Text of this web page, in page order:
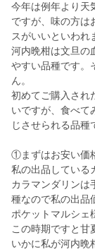
今年は例年より天
ですが、味の方は
スがいいといわれ
河内晩柑は文旦の
やすい品種です。
ん。
初めてご購入され
いですが、食べて
じさせられる品種
①まずはお安い価
私の出品している
カラマンダリンは
種なので私の出品
ポケットマルシェ
この時期ですと甘
いかに私が河内晩